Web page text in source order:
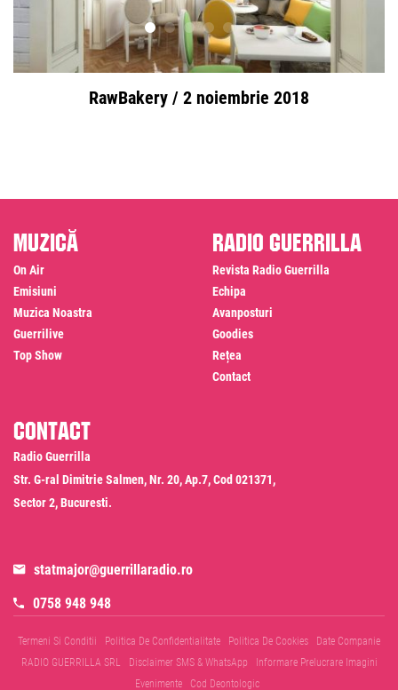
RawBakery / 2 noiembrie 2018
Muzică
On Air
Emisiuni
Muzica Noastra
Guerrilive
Top Show
Radio Guerrilla
Revista Radio Guerrilla
Echipa
Avanposturi
Goodies
Rețea
Contact
Contact
Radio Guerrilla
Str. G-ral Dimitrie Salmen, Nr. 20, Ap.7, Cod 021371,
Sector 2, Bucuresti.
statmajor@guerrillaradio.ro
0758 948 948
Termeni Si Conditii Politica De Confidentialitate Politica De Cookies
Date Companie
RADIO GUERRILLA SRL
Disclaimer SMS & WhatsApp
Informare Prelucrare Imagini
Evenimente
Cod Deontologic